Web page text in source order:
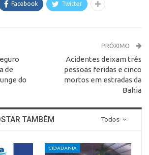
Facebook Twitter
de
do
PRÓXIMO
Acidentes deixam três
pessoas feridas e cinco
mortos em estradas da
Bahia
Todos
TAMBÉM
CIDADANIA